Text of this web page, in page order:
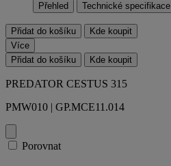
Přehled Technické specifikace
Přidat do košíku
Kde koupit
Více
Přidat do košíku
Kde koupit
PREDATOR CESTUS 315
PMW010 | GP.MCE11.014
Porovnat